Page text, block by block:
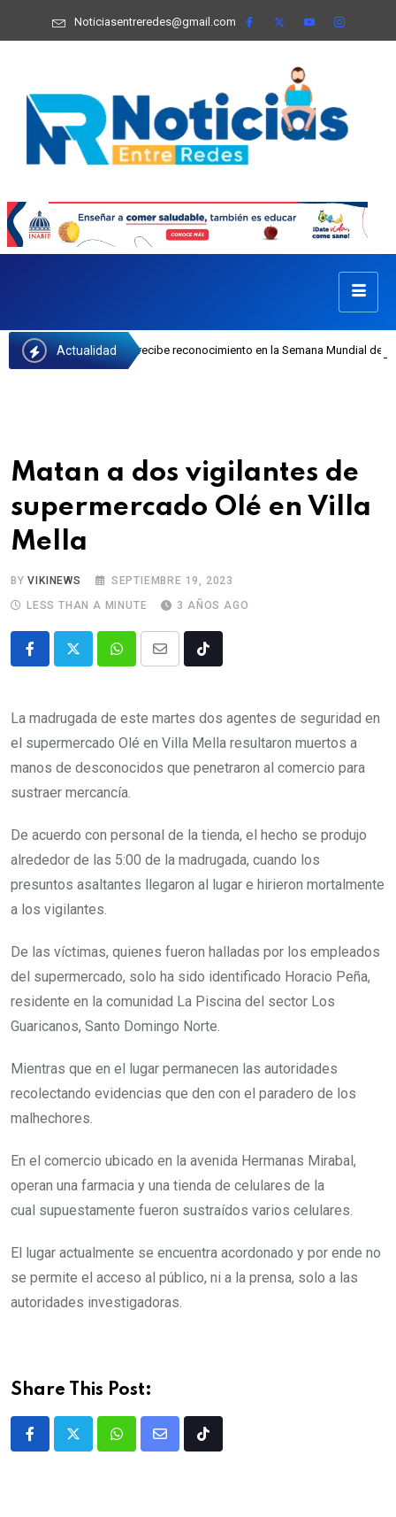
Noticiasentreredes@gmail.com
Actualidad
Castillo recibe reconocimiento en la Semana Mundial de la Lactancia
Matan a dos vigilantes de
supermercado Olé en Villa
Mella
BYVIKINEWS
SEPTIEMBRE 19, 2023
LESS THAN A MINUTE
3 AÑOS AGO
La madrugada de este martes dos agentes de seguridad en
el supermercado Olé en Villa Mella resultaron muertos a
manos de desconocidos que penetraron al comercio para
sustraer mercancía.
De acuerdo con personal de la tienda, el hecho se produjo
alrededor de las 5:00 de la madrugada, cuando los
presuntos asaltantes llegaron al lugar e hirieron mortalmente
a los vigilantes.
De las víctimas, quienes fueron halladas por los empleados
del supermercado, solo ha sido identificado Horacio Peña,
residente en la comunidad La Piscina del sector Los
Guaricanos, Santo Domingo Norte.
Mientras que en el lugar permanecen las autoridades
recolectando evidencias que den con el paradero de los
malhechores.
En el comercio ubicado en la avenida Hermanas Mirabal,
operan una farmacia y una tienda de celulares de la
cual supuestamente fueron sustraídos varios celulares.
El lugar actualmente se encuentra acordonado y por ende no
se permite el acceso al público, ni a la prensa, solo a las
autoridades investigadoras.
Share This Post: